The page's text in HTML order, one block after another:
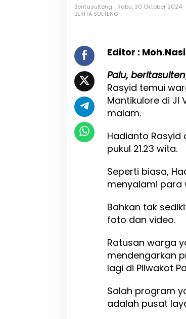
T
W
r
g
a
K
u
r
a
a
n
L
s
o
n
i
,
S
m
p
a
Beritasulteng
Rabu, 30 Oktober 2024
BERITA SULTENG
Editor :
Palu,
Rasyid temui
Mantikulore di Jl
malam.
Hadianto
pukul 21.23 wita.
Seperti biasa,
menyalami para
Bahkan tak
foto dan video.
Ratusan warga
mendengarkan
lagi di Pilwakot
Salah program
adalah pusat